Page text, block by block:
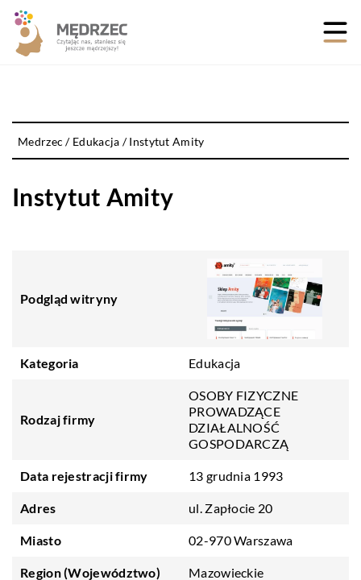
Medrzec / Edukacja /Instytut Amity
Instytut Amity
Podgląd witryny
Kategoria Edukacja
Rodzaj firmy
OSOBY FIZYCZNE
PROWADZĄCE
DZIAŁALNOŚĆ
GOSPODARCZĄ
Data rejestracji firmy 13 grudnia 1993
Adres ul. Zapłocie 20
Miasto 02-970 Warszawa
Region (Województwo) Mazowieckie